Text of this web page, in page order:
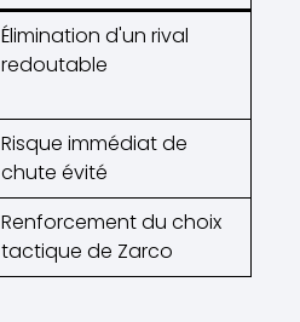
Élimination d'un rival
redoutable
Risque immédiat de
chute évité
Renforcement du choix
tactique de Zarco